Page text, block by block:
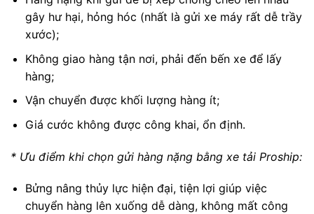
gây hư hại, hỏng hóc (nhất là gửi xe máy rất dễ trầy
xước);
Không giao hàng tận nơi, phải đến bến xe để lấy
hàng;
Vận chuyển được khối lượng hàng ít;
Giá cước không được công khai, ổn định.
* Ưu điểm khi chọn gửi hàng nặng bằng xe tải Proship:
Bửng nâng thủy lực hiện đại, tiện lợi giúp việc
chuyển hàng lên xuống dễ dàng, không mất công